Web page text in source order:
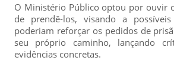
O Ministério Público optou por ouvir
de prendê-los, visando a
poderiam reforçar os pedidos de
seu próprio caminho, lançando
evidências concretas.